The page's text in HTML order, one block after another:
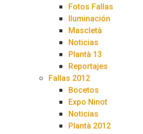
Fotos Fallas
Iluminación
Mascletà
Noticias
Plantà 13
Reportajes
Fallas 2012
Bocetos
Expo Ninot
Noticias
Plantà 2012